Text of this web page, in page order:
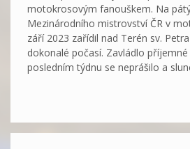
motokrosovým fanouškem. Na
Mezinárodního mistrovství ČR v
září 2023 zařídil nad Terén sv.
dokonalé počasí. Zavládlo
posledním týdnu se neprášilo a